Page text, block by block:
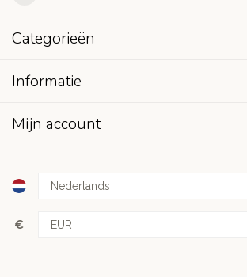
Categorieën
Informatie
Mijn account
€